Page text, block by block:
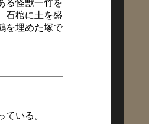
る怪獣一竹を
石棺に土を盛
を埋めた塚で
いる。